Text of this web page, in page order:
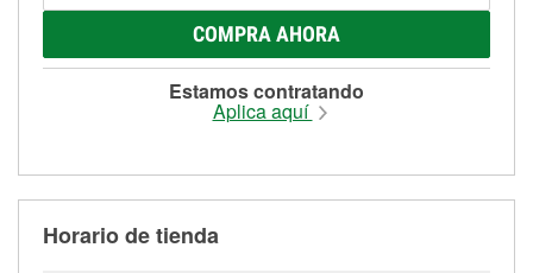
COMPRA AHORA
Estamos contratando
Aplica aquí
Horario de tienda